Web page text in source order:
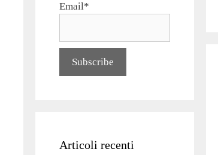
Email*
Articoli recenti